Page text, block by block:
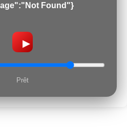
Found"}
▶
Prêt